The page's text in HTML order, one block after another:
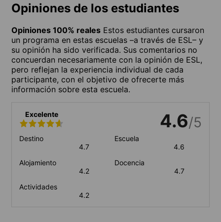
Opiniones de los estudiantes
Opiniones 100% reales Estos estudiantes cursaron
un programa en estas escuelas –a través de ESL– y
su opinión ha sido verificada. Sus comentarios no
concuerdan necesariamente con la opinión de ESL,
pero reflejan la experiencia individual de cada
participante, con el objetivo de ofrecerte más
información sobre esta escuela.
Excelente 4.6/5
Destino
4.7
Escuela
4.6
Alojamiento
4.2
Docencia
4.7
Actividades
4.2